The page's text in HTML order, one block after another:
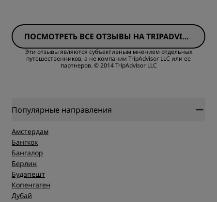
Чистота
Обслуживание
Цена/качество
Качество сна
Чистота
Обслуживание
ПОСМОТРЕТЬ ВСЕ ОТЗЫВЫ НА TRIPADVISO
R
Эти отзывы являются субъективным мнением отдельных
путешественников, а не компании TripAdvisor LLC или ее
партнеров. © 2014 TripAdvisor LLC
Популярные направления
Амстердам
Бангкок
Бангалор
Берлин
Будапешт
Копенгаген
Дубай